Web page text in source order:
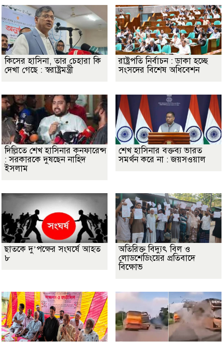
কিসের হাসিনা, তার চেহারা কি
দেখা গেছে : স্বরাষ্ট্রমন্ত্রী
রাষ্ট্রপতি নির্বাচন : ডাকা হচ্ছে
সংসদের বিশেষ অধিবেশন
দিল্লিতে শেখ হাসিনার কনফারেন্স
: সরকারকে দুষছেন নাহিদ
ইসলাম
শেখ হাসিনার বক্তব্য ভারত
সমর্থন করে না : জয়সওয়াল
ছাতকে দু’পক্ষের সংঘর্ষে আহত
৮
অতিরিক্ত বিদ্যুৎ বিল ও
লোডশেডিংয়ের প্রতিবাদে
বিক্ষোভ